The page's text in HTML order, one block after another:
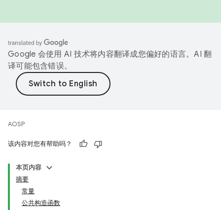
Google 会使用 AI 技术将内容翻译成您偏好的语言。AI 翻
译可能包含错误。
AOSP
该内容对您有帮助吗？
本页内容
摘要
常量
公共构造函数